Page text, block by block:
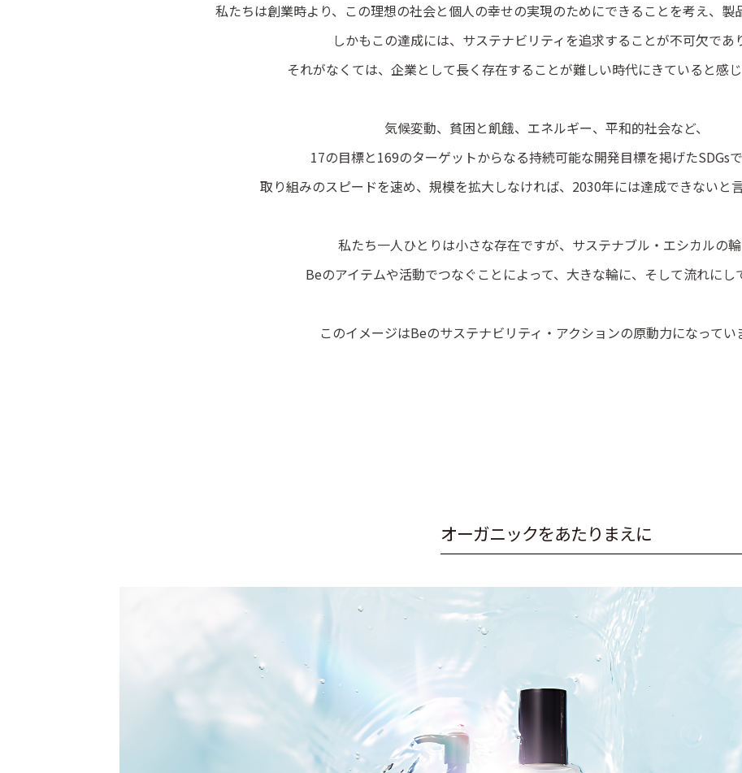
私たちは創業時より、この理想の社会と個人の幸せの実現のためにできることを考え、製
しかもこの達成には、サステナビリティを追求することが不可欠であ
それがなくては、企業として長く存在することが難しい時代にきていると感じ
気候変動、貧困と飢餓、エネルギー、平和的社会など、
17の目標と169のターゲットからなる持続可能な開発目標を掲げたSDGsで
取り組みのスピードを速め、規模を拡大しなければ、2030年には達成できないと言
私たち一人ひとりは小さな存在ですが、サステナブル・エシカルの
Beのアイテムや活動でつなぐことによって、大きな輪に、そして流れにし
このイメージはBeのサステナビリティ・アクションの原動力になってい
オーガニックをあたり まえに